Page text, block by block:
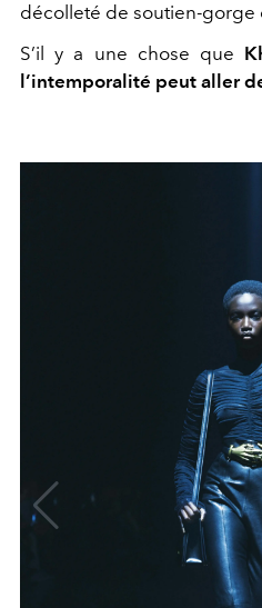
décolleté de soutien-gorge
S’il y a une chose que
l’intemporalité peut aller